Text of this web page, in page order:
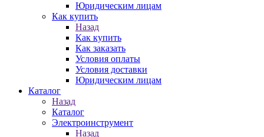
Юридическим лицам
Как купить
Назад
Как купить
Как заказать
Условия оплаты
Условия доставки
Юридическим лицам
Каталог
Назад
Каталог
Электроинструмент
Назад